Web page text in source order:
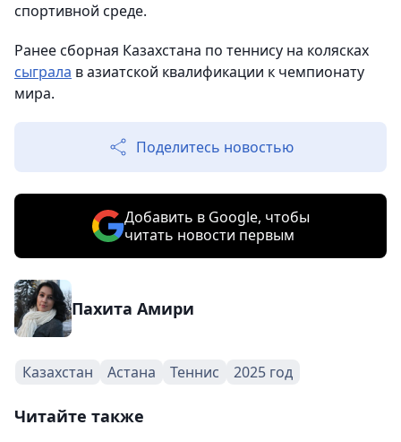
спортивной среде.
Ранее сборная Казахстана по теннису на колясках
сыграла в азиатской квалификации к чемпионату
мира.
Поделитесь новостью
Добавить в Google, чтобы
читать новости первым
Пахита Амири
Казахстан Астана Теннис 2025 год
Читайте также